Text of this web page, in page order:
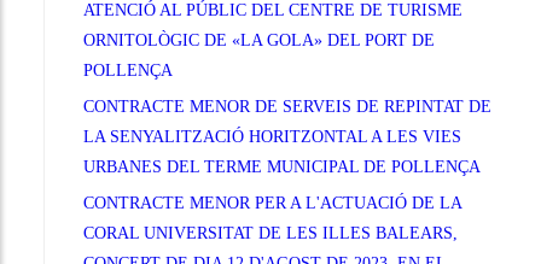
ATENCIÓ AL PÚBLIC DEL CENTRE DE TURISME
ORNITOLÒGIC DE «LA GOLA» DEL PORT DE
POLLENÇA
CONTRACTE MENOR DE SERVEIS DE REPINTAT DE
LA SENYALITZACIÓ HORITZONTAL A LES VIES
URBANES DEL TERME MUNICIPAL DE POLLENÇA
CONTRACTE MENOR PER A L'ACTUACIÓ DE LA
CORAL UNIVERSITAT DE LES ILLES BALEARS,